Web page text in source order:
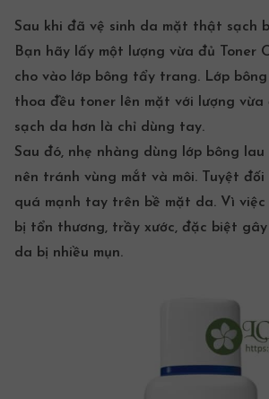
Sau khi đã vệ sinh da mặt thật sạch
Bạn hãy lấy một lượng vừa đủ Toner
cho vào lớp bông tẩy trang. Lớp
thoa đều toner lên mặt với lượng vừa
sạch da hơn là chỉ dùng tay.
Sau đó, nhẹ nhàng dùng lớp bông
nên tránh vùng mắt và môi. Tuyệt
quá mạnh tay trên bề mặt da. Vì việc
bị tổn thương, trầy xước, đặc biệt
da bị nhiều mụn.